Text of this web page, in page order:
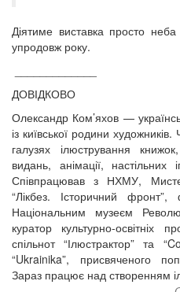
Діятиме виставка просто
упродовж року.
ДОВІДКОВО
Олександр Ком’яхов —
із київської родини
галузях ілюстрування
видань, анімації, настільних
Співпрацював з НХМУ,
“Лікбез. Історичний
Національним музеєм
куратор культурно-освітніх
спільнот “Ілюстрактор” та
“Ukrainika”, присвяченого
Зараз працює над створенням